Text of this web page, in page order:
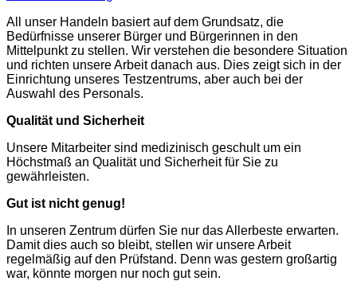
All unser Handeln basiert auf dem Grundsatz, die
Bedürfnisse unserer Bürger und Bürgerinnen in den
Mittelpunkt zu stellen. Wir verstehen die besondere Situation
und richten unsere Arbeit danach aus. Dies zeigt sich in der
Einrichtung unseres Testzentrums, aber auch bei der
Auswahl des Personals.
Qualität und Sicherheit
Unsere Mitarbeiter sind medizinisch geschult um ein
Höchstmaß an Qualität und Sicherheit für Sie zu
gewährleisten.
Gut ist nicht genug!
In unseren Zentrum dürfen Sie nur das Allerbeste erwarten.
Damit dies auch so bleibt, stellen wir unsere Arbeit
regelmäßig auf den Prüfstand. Denn was gestern großartig
war, könnte morgen nur noch gut sein.